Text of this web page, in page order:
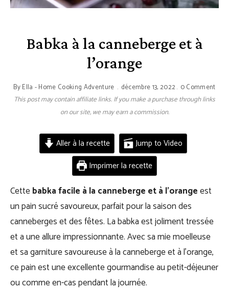
Babka à la canneberge et à
l’orange
ByElla - Home Cooking Adventure décembre 13, 2022 0 Comment
This post may contain affiliate links. If you make a purchase through links
on our site, we may earn a commission.
Aller à la recette
Jump to Video
Imprimer la recette
Cettebabka facile à la canneberge et à l’orangeest
un pain sucré savoureux, parfait pour la saison des
canneberges et des fêtes. La babka est joliment tressée
et a une allure impressionnante. Avec sa mie moelleuse
et sa garniture savoureuse à la canneberge et à l’orange,
ce pain est une excellente gourmandise au petit-déjeuner
ou comme en-cas pendant la journée.